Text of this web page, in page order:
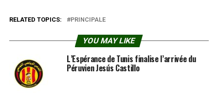
RELATED TOPICS: PRINCIPALE
YOU MAY LIKE
L’Espérance de Tunis finalise l’arrivée du
Péruvien Jesús Castillo